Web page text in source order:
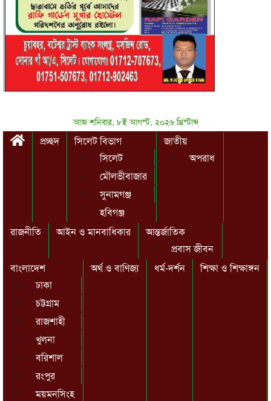
আজ শনিবার, ৮ই আগস্ট, ২০২৬ খ্রিস্টাব্দ
প্রচ্ছদ
সিলেট বিভাগ
সিলেট
মৌলভীবাজার
সুনামগঞ্জ
হবিগঞ্জ
জাতীয়
অপরাধ
রাজনীতি আইন ও মানবাধিকার
আন্তর্জাতিক
প্রবাস জীবন
বাংলাদেশ
ঢাকা
চট্টগ্রাম
রাজশাহী
খুলনা
বরিশাল
রংপুর
ময়মনসিংহ
অর্থ ও বাণিজ্য ধর্ম-দর্শন শিক্ষা ও শিক্ষাঙ্গন